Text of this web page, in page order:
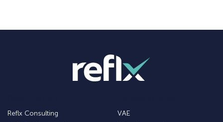
Reflx Consulting
VAE